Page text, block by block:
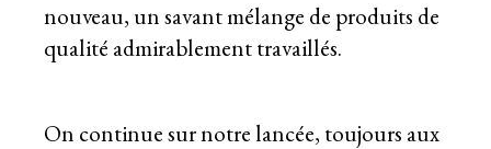
nouveau, un savant mélange de produits de
qualité admirablement travaillés.
On continue sur notre lancée, toujours aux